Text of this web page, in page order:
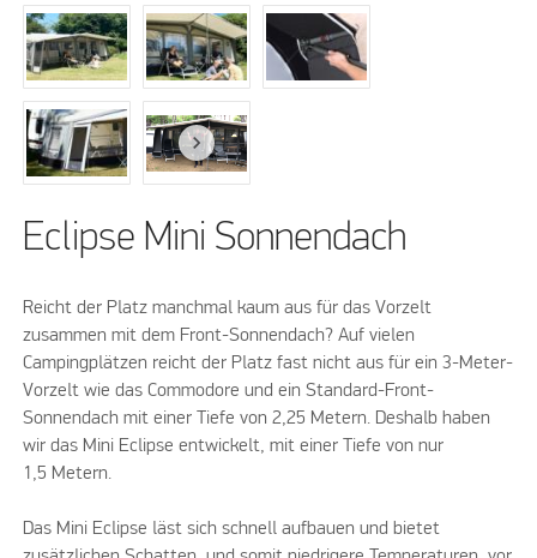
Eclipse Mini Sonnendach
Reicht der Platz manchmal kaum aus für das Vorzelt
zusammen mit dem Front-Sonnendach? Auf vielen
Campingplätzen reicht der Platz fast nicht aus für ein 3-Meter-
Vorzelt wie das Commodore und ein Standard-Front-
Sonnendach mit einer Tiefe von 2,25 Metern. Deshalb haben
wir das Mini Eclipse entwickelt, mit einer Tiefe von nur
1,5 Metern.
Das Mini Eclipse läst sich schnell aufbauen und bietet